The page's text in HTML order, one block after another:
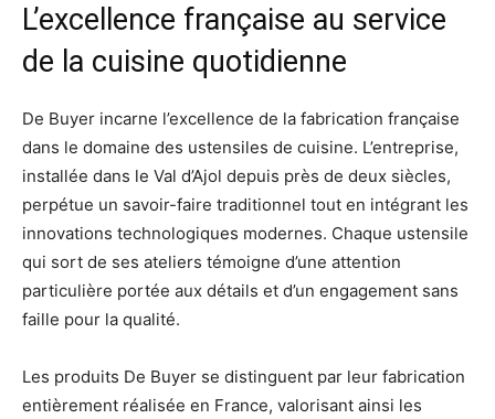
L’excellence française au service
de la cuisine quotidienne
De Buyer incarne l’excellence de la fabrication française
dans le domaine des ustensiles de cuisine. L’entreprise,
installée dans le Val d’Ajol depuis près de deux siècles,
perpétue un savoir-faire traditionnel tout en intégrant les
innovations technologiques modernes. Chaque ustensile
qui sort de ses ateliers témoigne d’une attention
particulière portée aux détails et d’un engagement sans
faille pour la qualité.
Les produits De Buyer se distinguent par leur fabrication
entièrement réalisée en France, valorisant ainsi les